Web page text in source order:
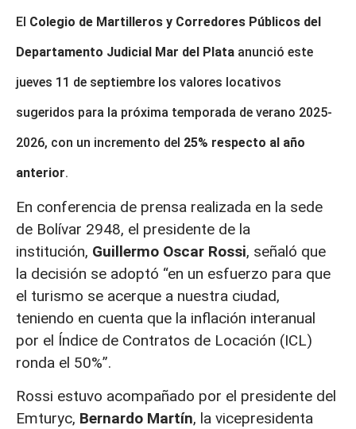
El Colegio de Martilleros y Corredores Públicos del
Departamento Judicial Mar del Plata anunció este
jueves 11 de septiembre los valores locativos
sugeridos para la próxima temporada de verano 2025-
2026, con un incremento del 25% respecto al año
anterior.
En conferencia de prensa realizada en la sede
de Bolívar 2948, el presidente de la
institución, Guillermo Oscar Rossi, señaló que
la decisión se adoptó “en un esfuerzo para que
el turismo se acerque a nuestra ciudad,
teniendo en cuenta que la inflación interanual
por el Índice de Contratos de Locación (ICL)
ronda el 50%”.
Rossi estuvo acompañado por el presidente del
Emturyc, Bernardo Martín, la vicepresidenta